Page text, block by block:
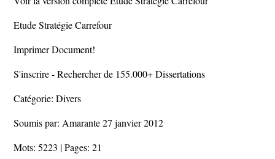
Etude Stratégie Carrefour
Imprimer Document!
S'inscrire - Rechercher de 155.000+ Dissertations
Catégorie: Divers
Soumis par: Amarante 27 janvier 2012
Mots: 5223 | Pages: 21